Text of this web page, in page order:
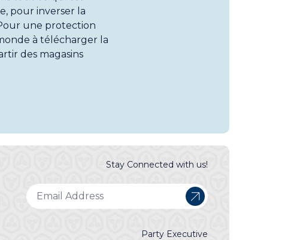
pour inverser la
une protection
à télécharger la
des magasins
Stay Connected with us!
Party Executive